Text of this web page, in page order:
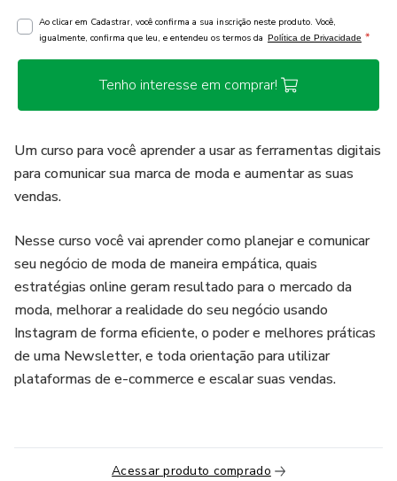
Ao clicar em Cadastrar, você confirma a sua inscrição neste produto. Você,
igualmente, confirma que leu, e entendeu os termos da Política de Privacidade *
Tenho interesse em comprar!
Um curso para você aprender a usar as ferramentas digitais
para comunicar sua marca de moda e aumentar as suas
vendas.
Nesse curso você vai aprender como planejar e comunicar
seu negócio de moda de maneira empática, quais
estratégias online geram resultado para o mercado da
moda, melhorar a realidade do seu negócio usando
Instagram de forma eficiente, o poder e melhores práticas
de uma Newsletter, e toda orientação para utilizar
plataformas de e-commerce e escalar suas vendas.
Acessar produto comprado